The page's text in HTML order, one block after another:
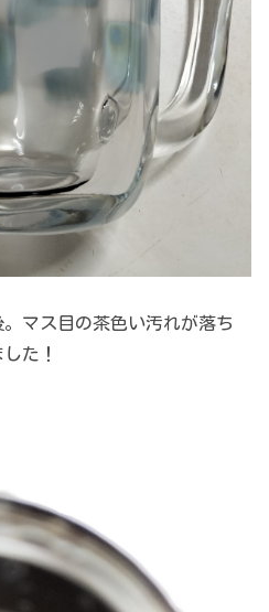
マス目の茶色い汚れが落ち
た！